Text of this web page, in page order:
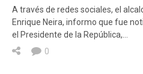
A través de redes sociales, el
Enrique Neira, informo que fue
el Presidente de la República,…
0